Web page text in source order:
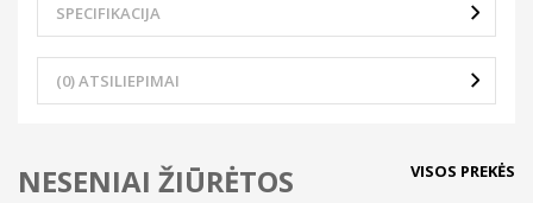
SPECIFIKACIJA
(0) ATSILIEPIMAI
NESENIAI ŽIŪRĖTOS VISOS PREKĖS